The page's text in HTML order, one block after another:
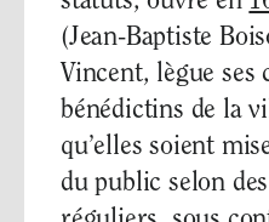
(Jean-Baptiste
Vincent, lègue ses
bénédictins de la
qu’elles soient
du public selon